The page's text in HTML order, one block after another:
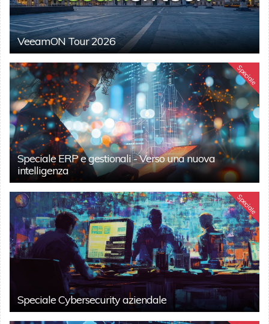
VeeamON Tour 2026
Speciale
Speciale ERP e gestionali - Verso una nuova
intelligenza
Speciale
Speciale Cybersecurity aziendale